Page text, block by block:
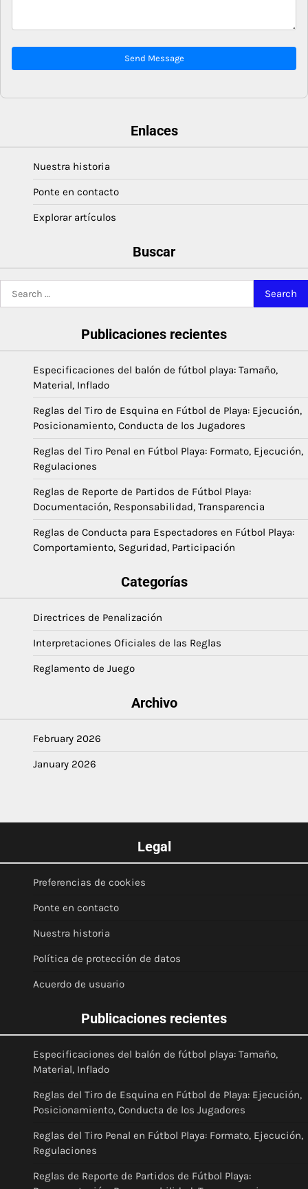
Send Message
Enlaces
Nuestra historia
Ponte en contacto
Explorar artículos
Buscar
for:
Publicaciones recientes
Especificaciones del balón de fútbol playa: Tamaño,
Material, Inflado
Reglas del Tiro de Esquina en Fútbol de Playa: Ejecución,
Posicionamiento, Conducta de los Jugadores
Reglas del Tiro Penal en Fútbol Playa: Formato, Ejecución,
Regulaciones
Reglas de Reporte de Partidos de Fútbol Playa:
Documentación, Responsabilidad, Transparencia
Reglas de Conducta para Espectadores en Fútbol Playa:
Comportamiento, Seguridad, Participación
Categorías
Directrices de Penalización
Interpretaciones Oficiales de las Reglas
Reglamento de Juego
Archivo
February 2026
January 2026
Legal
Preferencias de cookies
Ponte en contacto
Nuestra historia
Política de protección de datos
Acuerdo de usuario
Publicaciones recientes
Especificaciones del balón de fútbol playa: Tamaño,
Material, Inflado
Reglas del Tiro de Esquina en Fútbol de Playa: Ejecución,
Posicionamiento, Conducta de los Jugadores
Reglas del Tiro Penal en Fútbol Playa: Formato, Ejecución,
Regulaciones
Reglas de Reporte de Partidos de Fútbol Playa: